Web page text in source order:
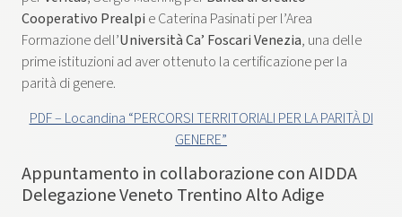
Cooperativo Prealpi e Caterina Pasinati per l’Area
Formazione dell’Università Ca’ Foscari Venezia, una delle
prime istituzioni ad aver ottenuto la certificazione per la
parità di genere.
PDF – Locandina “PERCORSI TERRITORIALI PER LA PARITÀ DI
GENERE”
Appuntamento in collaborazione con AIDDA
Delegazione Veneto Trentino Alto Adige